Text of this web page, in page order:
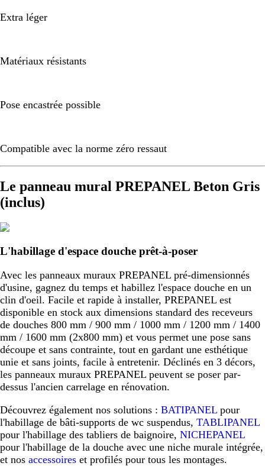
Extra léger
Matériaux résistants
Pose encastrée possible
Compatible avec la norme zéro ressaut
Le panneau mural PREPANEL Beton Gris
(inclus)
L'habillage d'espace douche prêt-à-poser
Avec les panneaux muraux PREPANEL pré-dimensionnés
d'usine, gagnez du temps et habillez l'espace douche en un
clin d'oeil. Facile et rapide à installer, PREPANEL est
disponible en stock aux dimensions standard des receveurs
de douches 800 mm / 900 mm / 1000 mm / 1200 mm / 1400
mm / 1600 mm (2x800 mm) et vous permet une pose sans
découpe et sans contrainte, tout en gardant une esthétique
unie et sans joints, facile à entretenir. Déclinés en 3 décors,
les panneaux muraux PREPANEL peuvent se poser par-
dessus l'ancien carrelage en rénovation.
Découvrez également nos solutions : BATIPANEL pour
l'habillage de bâti-supports de wc suspendus, TABLIPANEL
pour l'habillage des tabliers de baignoire, NICHEPANEL
pour l'habillage de la douche avec une niche murale intégrée,
et nos accessoires et profilés pour tous les montages.